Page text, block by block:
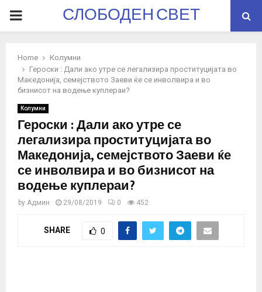
PRIMARYСЛОБОДЕН СВЕТ
Home
Колумни
Героски : Дали ако утре се легализира проституцијата во
Македонија, семејството Заеви ќе се инволвира и во
бизнисот на водење куплераи?
Колумни
Героски : Дали ако утре се
легализира проституцијата во
Македонија, семејството Заеви ќе
се инволвира и во бизнисот на
водење куплераи?
by Админ 29/08/2019 0 452
SHARE 0